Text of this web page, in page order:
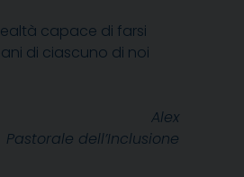
capace di farsi
di ciascuno di noi
Alex
Pastorale dell’Inclusione